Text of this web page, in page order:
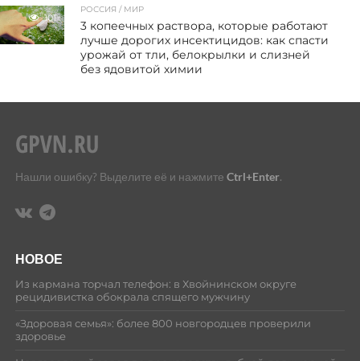
101
РОССИЯ / МИР
3 копеечных раствора, которые работают
лучше дорогих инсектицидов: как спасти
урожай от тли, белокрылки и слизней
без ядовитой химии
Нашли ошибку? Выделите её и нажмите Ctrl+Enter.
НОВОЕ
Из кармана торчал телефон: в Хвойнинском округе
рецидивистка обокрала спящего мужчину
«Здоровая семья»: более 800 новгородцев проверили
здоровье